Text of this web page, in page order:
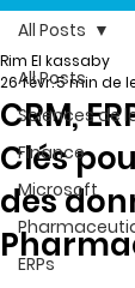
All Posts
Sciences de
Finance
Microsoft
ERPs
All Posts
CRM,
Clés
des
Rim El kassaby
26 févr.5 min de